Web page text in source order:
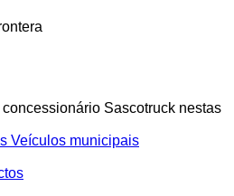
Sascotruck nestas
Veículos municipais